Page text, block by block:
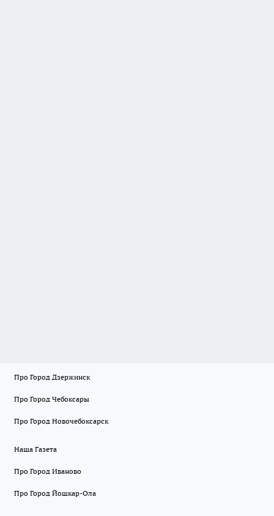
Про Город Дзержинск
Про Город Чебоксары
Про Город Новочебоксарск
Наша Газета
Про Город Иваново
Про Город Йошкар-Ола